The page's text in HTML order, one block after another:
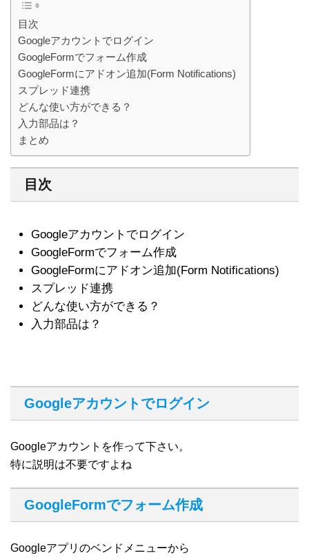
目次
Googleアカウントでログイン
GoogleFormでフォーム作成
GoogleFormにアドオン追加(Form Notifications)
スプレッド連携
どんな使い方ができる？
入力部品は？
まとめ
目次
Googleアカウントでログイン
GoogleFormでフォーム作成
GoogleFormにアドオン追加(Form Notifications)
スプレッド連携
どんな使い方ができる？
入力部品は？
Googleアカウントでログイン
Googleアカウントを作って下さい。
特に説明は不要ですよね
GoogleFormでフォーム作成
Googleアプリのベンドメニューから